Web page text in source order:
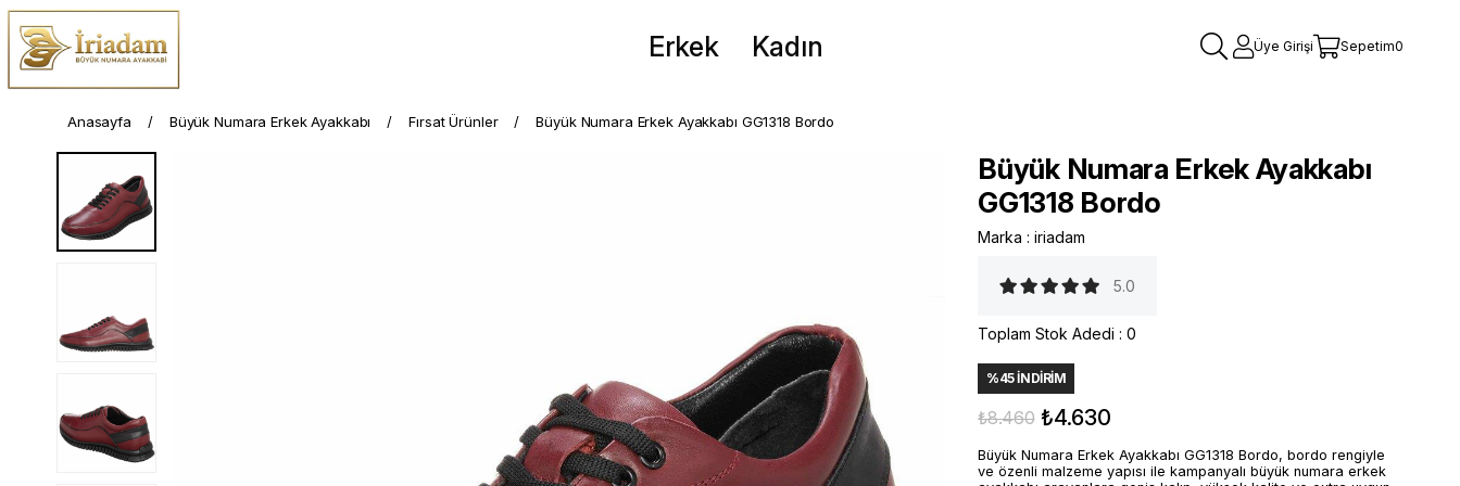
Erkek Kadın Üye Girişi Sepetim0
Anasayfa Büyük Numara Erkek Ayakkabı Fırsat Ürünler Büyük Numara Erkek Ayakkabı GG1318 Bordo
Büyük Numara Erkek Ayakkabı
GG1318 Bordo
Marka : iriadam
5.0
Toplam Stok Adedi : 0
%45İNDIRIM
₺8.460 ₺4.630
Büyük Numara Erkek Ayakkabı GG1318 Bordo, bordo rengiyle
ve özenli malzeme yapısı ile kampanyalı büyük numara erkek